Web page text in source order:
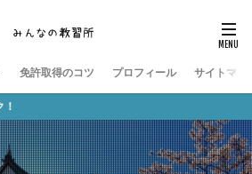
免許取得のコツ プロフィール サイトマッ